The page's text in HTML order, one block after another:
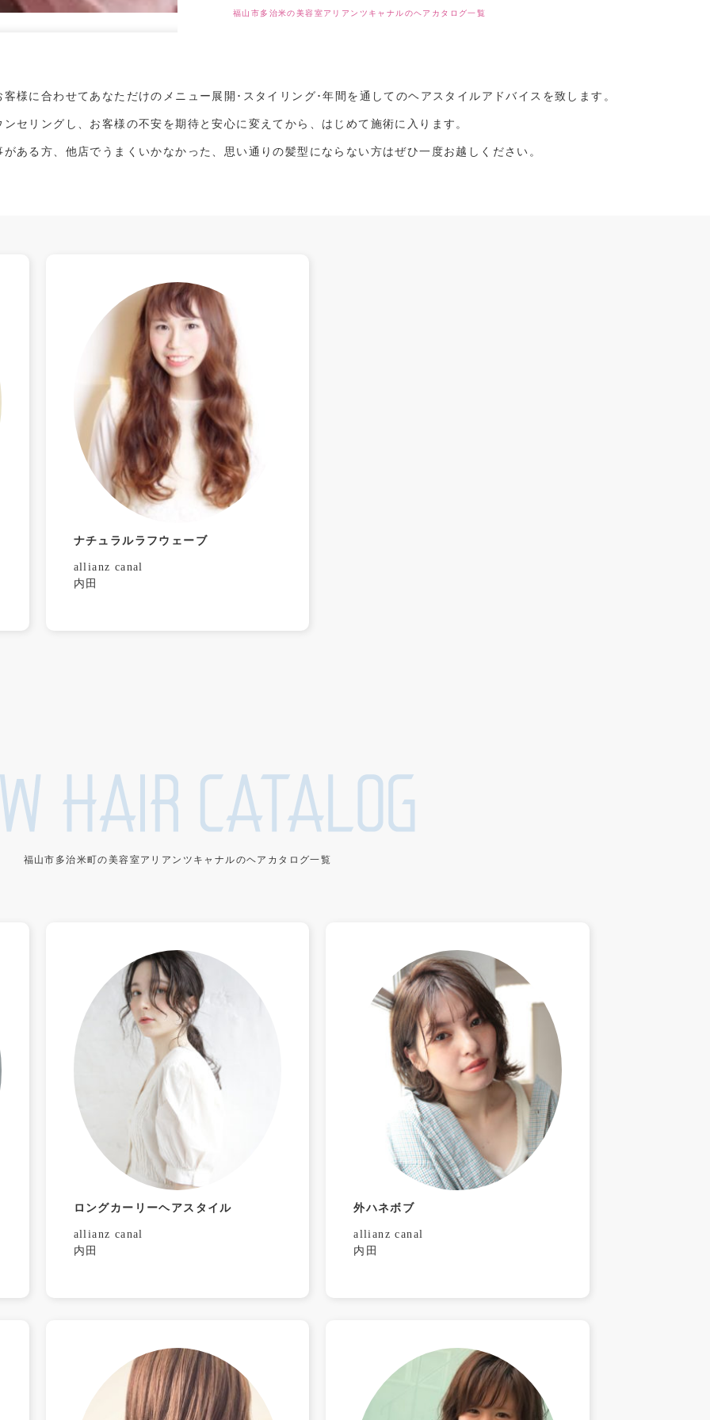
福山市多治米の美容室アリアンツキャナルのヘアカタログ一覧
様に合わせてあなただけのメニュー展開･スタイリング･年間を通してのヘアスタイルアドバイスを致します。
セリングし、お客様の不安を期待と安心に変えてから、はじめて施術に入ります。
ある方、他店でうまくいかなかった、思い通りの髪型にならない方はぜひ一度お越しください。
ナチュラルラフウェーブ
allianz canal
内田
福山市多治米町の美容室アリアンツキャナルのヘアカタログ一覧
ロングカーリーヘアスタイル
allianz canal
内田
外ハネボブ
allianz canal
内田